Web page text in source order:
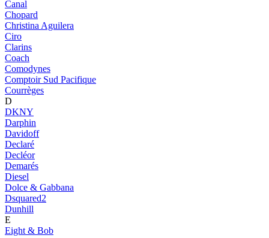
Canal
Chopard
Christina Aguilera
Ciro
Clarins
Coach
Comodynes
Comptoir Sud Pacifique
Courrèges
D
DKNY
Darphin
Davidoff
Declaré
Decléor
Demarés
Diesel
Dolce & Gabbana
Dsquared2
Dunhill
E
Eight & Bob